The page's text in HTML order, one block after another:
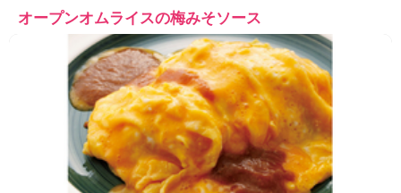
オープンオムライスの梅みそソース